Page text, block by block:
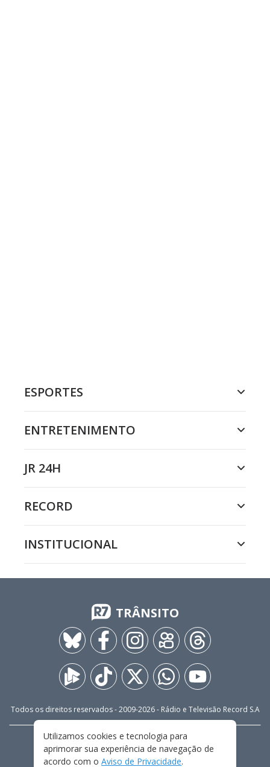
ESPORTES
ENTRETENIMENTO
JR 24H
RECORD
INSTITUCIONAL
TRÂNSITO
Todos os direitos reservados - 2009-2026- Rádio e Televisão Record S.A
FALE CONOSCO
PRIVACIDADE
TERMOS E CONDIÇÕES DE USO
Utilizamos cookies e tecnologia para
aprimorar sua experiência de navegação de
acordo com o Aviso de Privacidade.